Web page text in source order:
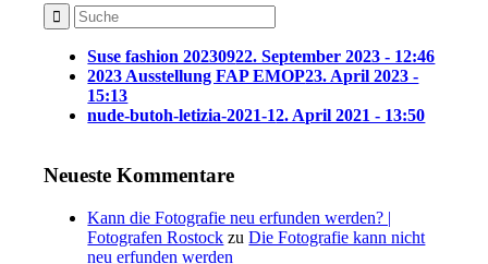
Suse fashion 20230922. September 2023 - 12:46
2023 Ausstellung FAP EMOP23. April 2023 -
15:13
nude-butoh-letizia-2021-12. April 2021 - 13:50
Neueste Kommentare
Kann die Fotografie neu erfunden werden? |
Fotografen Rostock zuDie Fotografie kann nicht
neu erfunden werden